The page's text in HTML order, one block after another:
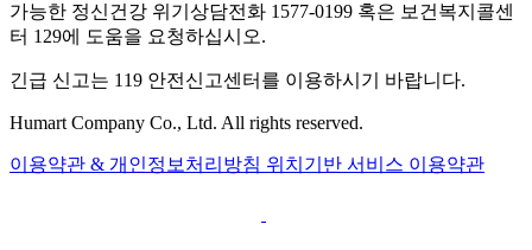
가능한 정신건강 위기상담전화 1577-0199 혹은 보건복지콜센
터 129에 도움을 요청하십시오.
긴급 신고는 119 안전신고센터를 이용하시기 바랍니다.
Humart Company Co., Ltd. All rights reserved.
이용약관 & 개인정보처리방침 위치기반 서비스 이용약관